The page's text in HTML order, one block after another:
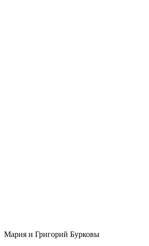
Мария и Григорий Бурковы